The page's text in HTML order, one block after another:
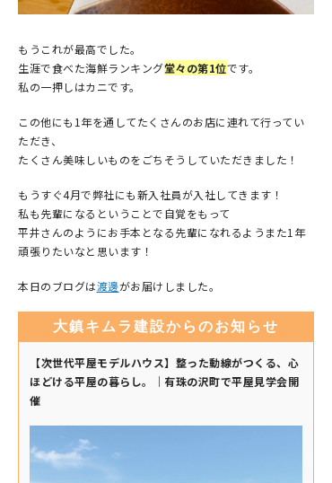
もうこれが最高でした。
生涯で食べた海鮮ランキング堂々の第1位です。
私の一押しはカニです。
この他にも1年を通してたくさんのお店に連れて行ってい
ただき、
たくさん美味しいものをごちそうしていただきました！
もうすぐ4月で弊社にも新入社員が入社してきます！
私も先輩になるということで自覚をもって
平井さんのようにお手本となる先輩になれるようまた1年
頑張りたいなと思います！
本日のブログは渡邊がお届けしました。
大鎮キムラ建設からのお知らせ
【次世代平屋モデルハウス】整った動線がつくる、心
ほどける平屋の暮らし。｜有珠の沢町で平屋見学会開
催